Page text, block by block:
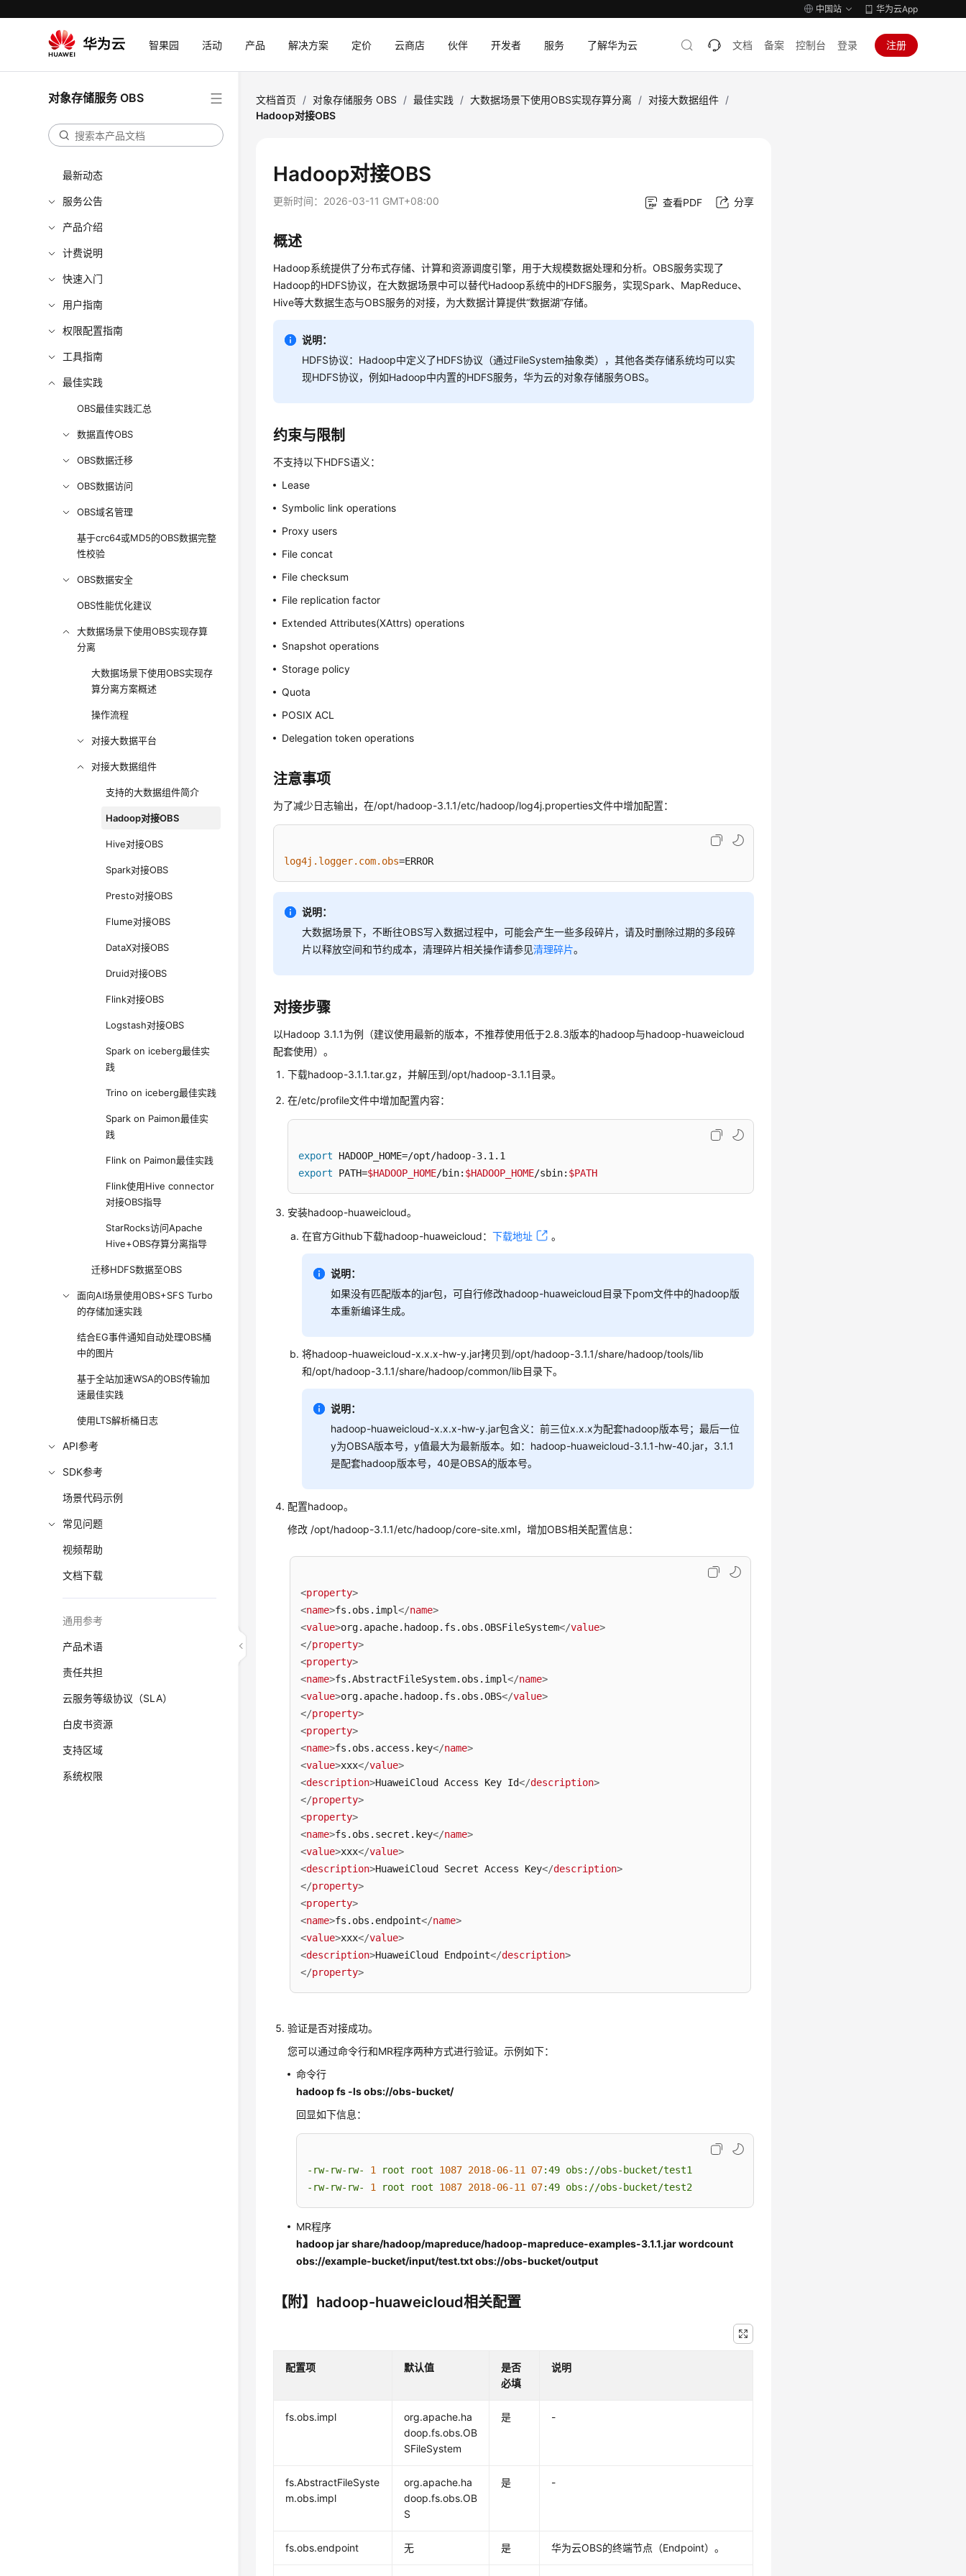
中国站 华为云App
智果园 活动 产品 解决方案 定价 云商店 伙伴 开发者 服务 了解华为云 文档 备案 控制台 登录 注册
对象存储服务 OBS
最新动态
服务公告
产品介绍
计费说明
快速入门
用户指南
权限配置指南
工具指南
最佳实践
OBS最佳实践汇总
数据直传OBS
OBS数据迁移
OBS数据访问
OBS域名管理
基于crc64或MD5的OBS数据完整
性校验
OBS数据安全
OBS性能优化建议
大数据场景下使用OBS实现存算
分离
大数据场景下使用OBS实现存
算分离方案概述
操作流程
对接大数据平台
对接大数据组件
支持的大数据组件简介
Hadoop对接OBS
Hive对接OBS
Spark对接OBS
Presto对接OBS
Flume对接OBS
DataX对接OBS
Druid对接OBS
Flink对接OBS
Logstash对接OBS
Spark on iceberg最佳实
践
Trino on iceberg最佳实践
Spark on Paimon最佳实
践
Flink on Paimon最佳实践
Flink使用Hive connector
对接OBS指导
StarRocks访问Apache
Hive+OBS存算分离指导
迁移HDFS数据至OBS
面向AI场景使用OBS+SFS Turbo
的存储加速实践
结合EG事件通知自动处理OBS桶
中的图片
基于全站加速WSA的OBS传输加
速最佳实践
使用LTS解析桶日志
API参考
SDK参考
场景代码示例
常见问题
视频帮助
文档下载
通用参考
产品术语
责任共担
云服务等级协议（SLA）
白皮书资源
支持区域
系统权限
文档首页 / 对象存储服务 OBS / 最佳实践 / 大数据场景下使用OBS实现存算分离 / 对接大数据组件 /
Hadoop对接OBS
Hadoop对接OBS
更新时间： 2026-03-11 GMT+08:00 查看PDF 分享
概述
Hadoop系统提供了分布式存储、计算和资源调度引擎，用于大规模数据处理和分析。OBS服务实现了
Hadoop的HDFS协议，在大数据场景中可以替代Hadoop系统中的HDFS服务，实现Spark、MapReduce、
Hive等大数据生态与OBS服务的对接，为大数据计算提供“数据湖”存储。
说明：
HDFS协议：Hadoop中定义了HDFS协议（通过FileSystem抽象类），其他各类存储系统均可以实
现HDFS协议，例如Hadoop中内置的HDFS服务，华为云的对象存储服务OBS。
约束与限制
不支持以下HDFS语义：
Lease
Symbolic link operations
Proxy users
File concat
File checksum
File replication factor
Extended Attributes(XAttrs) operations
Snapshot operations
Storage policy
Quota
POSIX ACL
Delegation token operations
注意事项
为了减少日志输出，在/opt/hadoop-3.1.1/etc/hadoop/log4j.properties文件中增加配置：
log4j.logger.com.obs=ERROR
说明：
大数据场景下，不断往OBS写入数据过程中，可能会产生一些多段碎片，请及时删除过期的多段碎
片以释放空间和节约成本，清理碎片相关操作请参见清理碎片。
对接步骤
以Hadoop 3.1.1为例（建议使用最新的版本，不推荐使用低于2.8.3版本的hadoop与hadoop-huaweicloud
配套使用）。
下载hadoop-3.1.1.tar.gz，并解压到/opt/hadoop-3.1.1目录。
在/etc/profile文件中增加配置内容：
export
export PATH=$HADOOP_HOME/bin: $HADOOP_HOME/sbin: $PATH
安装hadoop-huaweicloud。
在官方Github下载hadoop-huaweicloud：下载地址 。
说明：
如果没有匹配版本的jar包，可自行修改hadoop-huaweicloud目录下pom文件中的hadoop版
本重新编译生成。
将hadoop-huaweicloud-x.x.x-hw-y.jar拷贝到/opt/hadoop-3.1.1/share/hadoop/tools/lib
和/opt/hadoop-3.1.1/share/hadoop/common/lib目录下。
说明：
hadoop-huaweicloud-x.x.x-hw-y.jar包含义：前三位x.x.x为配套hadoop版本号；最后一位
y为OBSA版本号，y值最大为最新版本。如：hadoop-huaweicloud-3.1.1-hw-40.jar，3.1.1
是配套hadoop版本号，40是OBSA的版本号。
配置hadoop。
修改 /opt/hadoop-3.1.1/etc/hadoop/core-site.xml，增加OBS相关配置信息：
<property>
<name>fs.obs.impl</name>
<value>org.apache.hadoop.fs.obs.OBSFileSystem</value>
</property>
<property>
<name>fs.AbstractFileSystem.obs.impl</name>
<value>org.apache.hadoop.fs.obs.OBS</value>
</property>
<property>
<name>fs.obs.access.key</name>
<value>xxx</value>
<description>HuaweiCloud Access Key Id</description>
</property>
<property>
<name>fs.obs.secret.key</name>
<value>xxx</value>
<description>HuaweiCloud Secret Access Key</description>
</property>
<property>
<name>fs.obs.endpoint</name>
<value>xxx</value>
<description>HuaweiCloud Endpoint</description>
</property>
验证是否对接成功。
您可以通过命令行和MR程序两种方式进行验证。示例如下：
命令行
hadoop fs -ls obs://obs-bucket/
回显如下信息：
-rw-rw-rw- 1 root root 1087 2018-06-11 07:49 obs://obs-bucket/test1
-rw-rw-rw-
1 root root 1087 2018-06-11 07:49 obs://obs-bucket/test2
MR程序
hadoop jar share/hadoop/mapreduce/hadoop-mapreduce-examples-3.1.1.jar wordcount
obs://example-bucket/input/test.txt obs://obs-bucket/output
【附】hadoop-huaweicloud相关配置
配置项 默认值
是否
必填
说明
fs.obs.impl
org.apache.ha
doop.fs.obs.OB
SFileSystem
是 -
fs.AbstractFileSyste
m.obs.impl
org.apache.ha
doop.fs.obs.OB
S
是 -
fs.obs.endpoint 无 是 华为云OBS的终端节点（Endpoint）。